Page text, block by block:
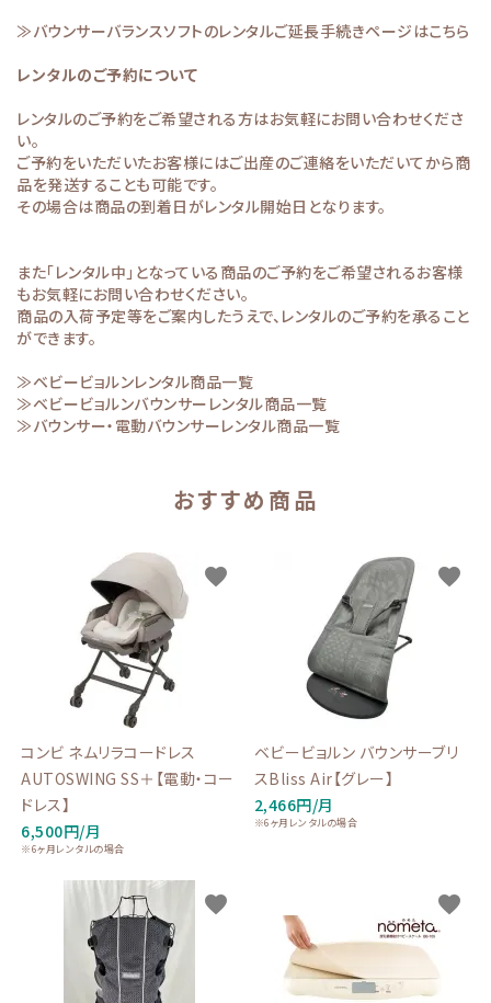
≫バウンサーバランスソフトのレンタルご延長手続きページはこちら
レンタルのご予約について
レンタルのご予約をご希望される方はお気軽にお問い合わせくださ
い。
ご予約をいただいたお客様にはご出産のご連絡をいただいてから商
品を発送することも可能です。
その場合は商品の到着日がレンタル開始日となります。
また「レンタル中」となっている商品のご予約をご希望されるお客様
もお気軽にお問い合わせください。
商品の入荷予定等をご案内したうえで、レンタルのご予約を承ること
ができます。
≫ベビービョルンレンタル商品一覧
≫ベビービョルンバウンサーレンタル商品一覧
≫バウンサー・電動バウンサーレンタル商品一覧
おすすめ商品
コンビ ネムリラコードレス
AUTOSWING SS＋【電動・コー
ドレス】
6,500円/月
※6ヶ月レンタルの場合
favorite
ベビービョルン バウンサーブリ
スBliss Air【グレー】
2,466円/月
※6ヶ月レンタルの場合
favorite
favorite favorite